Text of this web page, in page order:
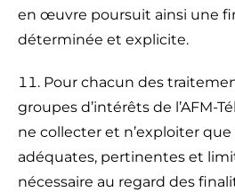
en œuvre poursuit ainsi une
déterminée et explicite.
Pour chacun des
groupes d’intérêts de l’AFM-
ne collecter et n’exploiter
adéquates, pertinentes et
nécessaire au regard des